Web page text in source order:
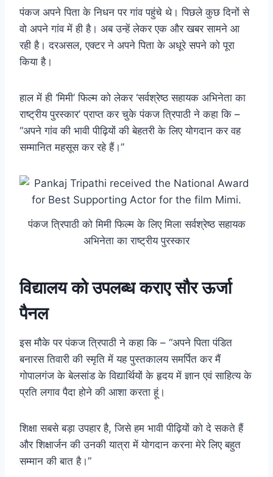
पंकज अपने पिता के निधन पर गांव पहुंचे थे। पिछले कुछ दिनों से
वो अपने गांव में ही है। अब उन्हें लेकर एक और खबर सामने आ
रही है। दरअसल, एक्टर ने अपने पिता के अधूरे सपने को पूरा
किया है।
हाल में ही ‘मिमी’ फिल्म को लेकर ‘सर्वश्रेष्ठ सहायक अभिनेता का
राष्ट्रीय पुरस्कार’ प्राप्त कर चुके पंकज त्रिपाठी ने कहा कि –
“अपने गांव की भावी पीढ़ियों की बेहतरी के लिए योगदान कर वह
सम्मानित महसूस कर रहे हैं।”
पंकज त्रिपाठी को मिमी फिल्म के लिए मिला सर्वश्रेष्ठ सहायक
अभिनेता का राष्ट्रीय पुरस्कार
विद्यालय को उपलब्ध कराए सौर ऊर्जा
पैनल
इस मौके पर पंकज त्रिपाठी ने कहा कि – “अपने पिता पंडित
बनारस तिवारी की स्मृति में यह पुस्तकालय समर्पित कर मैं
गोपालगंज के बेलसांड के विद्यार्थियों के हृदय में ज्ञान एवं साहित्य के
प्रति लगाव पैदा होने की आशा करता हूं।
शिक्षा सबसे बड़ा उपहार है, जिसे हम भावी पीढ़ियों को दे सकते हैं
और शिक्षार्जन की उनकी यात्रा में योगदान करना मेरे लिए बहुत
सम्मान की बात है।”